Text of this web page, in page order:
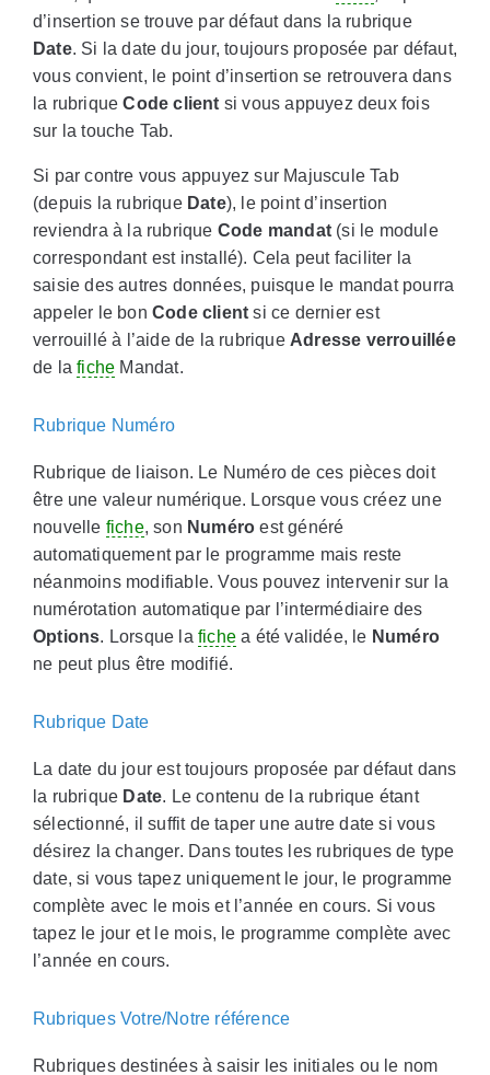
d’insertion se trouve par défaut dans la rubrique
Date. Si la date du jour, toujours proposée par défaut,
vous convient, le point d’insertion se retrouvera dans
la rubriqueCode client si vous appuyez deux fois
sur la touche Tab.
Si par contre vous appuyez sur Majuscule Tab
(depuis la rubrique Date), le point d’insertion
reviendra à la rubrique Code mandat(si le module
correspondant est installé). Cela peut faciliter la
saisie des autres données, puisque le mandat pourra
appeler le bon Code client si ce dernier est
verrouillé à l’aide de la rubrique Adresse verrouillée
de lafiche Mandat.
Rubrique Numéro
Rubrique de liaison. Le Numéro de ces pièces doit
être une valeur numérique. Lorsque vous créez une
nouvelle fiche, son Numéro est généré
automatiquement par le programme mais reste
néanmoins modifiable. Vous pouvez intervenir sur la
numérotation automatique par l’intermédiaire des
Options. Lorsque la fichea été validée, le Numéro
ne peut plus être modifié.
Rubrique Date
La date du jour est toujours proposée par défaut dans
la rubrique Date. Le contenu de la rubrique étant
sélectionné, il suffit de taper une autre date si vous
désirez la changer. Dans toutes les rubriques de type
date, si vous tapez uniquement le jour, le programme
complète avec le mois et l’année en cours. Si vous
tapez le jour et le mois, le programme complète avec
l’année en cours.
Rubriques Votre/Notre référence
Rubriques destinées à saisir les initiales ou le nom